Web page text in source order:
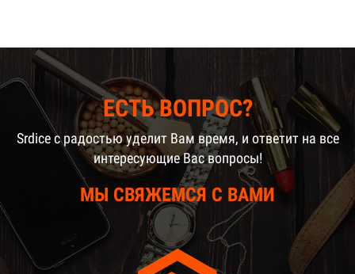
ЕСТЬ ВОПРОС?
Srdice c радостью уделит Вам время, и ответит на все
интересующие Вас вопросы!
МЫ СВЯЖЕМСЯ С ВАМИ